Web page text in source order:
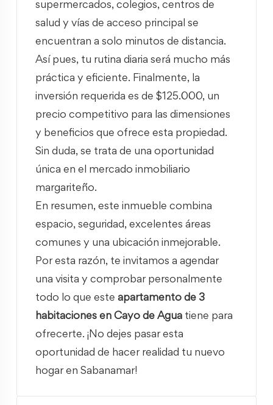
supermercados, colegios, centros de
salud y vías de acceso principal se
encuentran a solo minutos de distancia.
Así pues, tu rutina diaria será mucho más
práctica y eficiente. Finalmente, la
inversión requerida es de $125.000, un
precio competitivo para las dimensiones
y beneficios que ofrece esta propiedad.
Sin duda, se trata de una oportunidad
única en el mercado inmobiliario
margariteño.
En resumen, este inmueble combina
espacio, seguridad, excelentes áreas
comunes y una ubicación inmejorable.
Por esta razón, te invitamos a agendar
una visita y comprobar personalmente
todo lo que este apartamento de 3
habitaciones en Cayo de Agua tiene para
ofrecerte. ¡No dejes pasar esta
oportunidad de hacer realidad tu nuevo
hogar en Sabanamar!